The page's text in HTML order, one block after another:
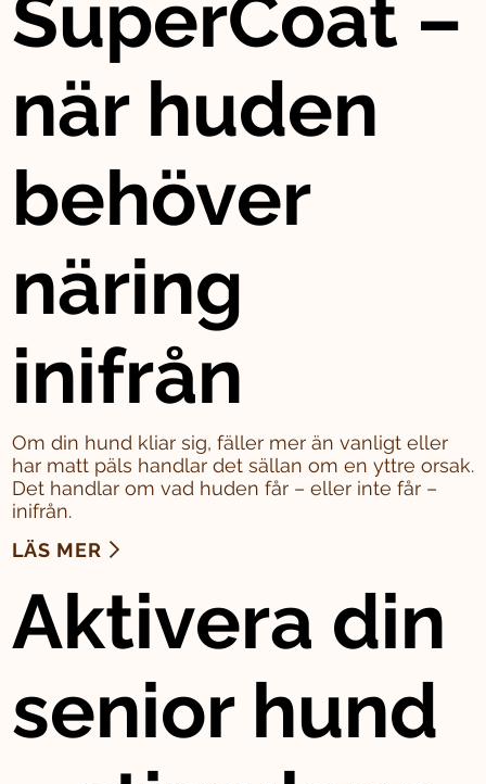
SuperCoat –
när huden
behöver
näring
inifrån
Om din hund kliar sig, fäller mer än vanligt eller
har matt päls handlar det sällan om en yttre orsak.
Det handlar om vad huden får – eller inte får –
inifrån.
LÄS MER
Aktivera din
senior hund